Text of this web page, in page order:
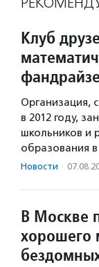
Клуб
Организация,
в 2012 году,
школьников и
образования
Новости ·
В Москве
хорошего